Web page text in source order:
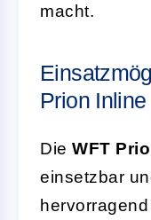
macht.
Prion Inline
Die WFT
einsetzbar